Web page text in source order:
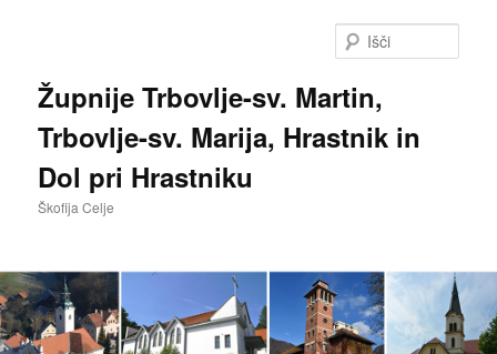
vsebinoŽupnije Trbovlje-sv. Martin,
Trbovlje-sv. Marija, Hrastnik in
Dol pri Hrastniku
Škofija Celje